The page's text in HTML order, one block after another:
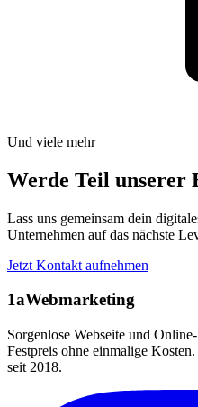
Und viele mehr
Werde Teil unserer
Lass uns gemeinsam dein
Unternehmen auf das nächste
Jetzt Kontakt aufnehmen
1aWebmarketing
Sorgenlose Webseite und
Festpreis ohne einmalige
seit 2018.